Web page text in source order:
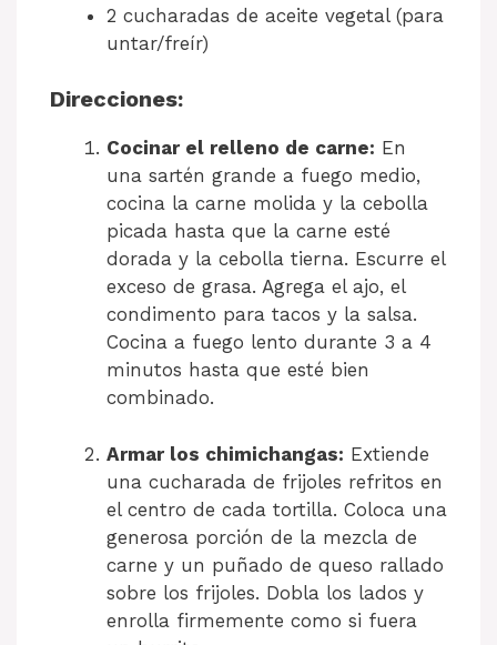
2 cucharadas de aceite vegetal (para
untar/freír)
Direcciones:
Cocinar el relleno de carne: En
una sartén grande a fuego medio,
cocina la carne molida y la cebolla
picada hasta que la carne esté
dorada y la cebolla tierna. Escurre el
exceso de grasa. Agrega el ajo, el
condimento para tacos y la salsa.
Cocina a fuego lento durante 3 a 4
minutos hasta que esté bien
combinado.
Armar los chimichangas: Extiende
una cucharada de frijoles refritos en
el centro de cada tortilla. Coloca una
generosa porción de la mezcla de
carne y un puñado de queso rallado
sobre los frijoles. Dobla los lados y
enrolla firmemente como si fuera